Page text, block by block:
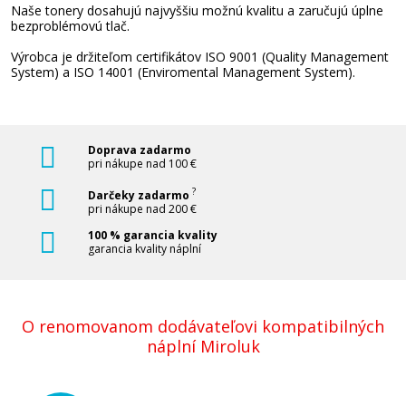
Naše tonery dosahujú najvyššiu možnú kvalitu a zaručujú úplne
bezproblémovú tlač.
Výrobca je držiteľom certifikátov ISO 9001 (Quality Management
System) a ISO 14001 (Enviromental Management System).
Doprava zadarmo
pri nákupe nad 100 €
Darčeky zadarmo ?
pri nákupe nad 200 €
100 % garancia kvality
garancia kvality náplní
O renomovanom dodávateľovi kompatibilných
náplní Miroluk